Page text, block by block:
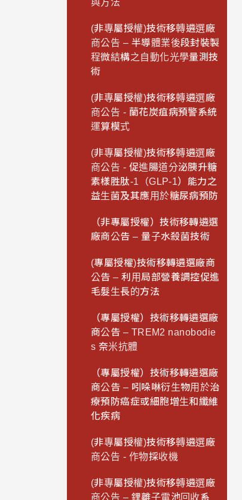
與方法
(非專屬授權)技術移轉遴選廠
商公告 – 半導體業後段封裝製
程微結構之自動化光學量測技
術
(非專屬授權)技術移轉遴選廠
商公告 - 蘭花炭疽病預警系統
運算模式
(非專屬授權)技術移轉遴選廠
商公告 - 促進腸道分泌胰升糖
素樣胜肽-1（GLP-1）能力之
益生菌及其應用於糖尿病預防
（非專屬授權）技術移轉遴選
廠商公告 – 量子水殺菌技術
(專屬授權)技術移轉遴選廠商
公告 – 利用局部營養調控促進
毛髮生長的方法
（專屬授權）技術移轉遴選廠
商公告 – TREM2 nanobodie
s 奈米抗體
（專屬授權）技術移轉遴選廠
商公告 – 吲哚啉衍生物用於治
療預防癌症或細胞增生和纖維
化疾病
(非專屬授權)技術移轉遴選廠
商公告 - 作物採收機
(非專屬授權)技術移轉遴選廠
商公告 – 鋰離子電池回收系